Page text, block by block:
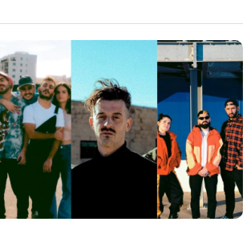
Cinema i Televisió
Festivals
Teatre
Internet